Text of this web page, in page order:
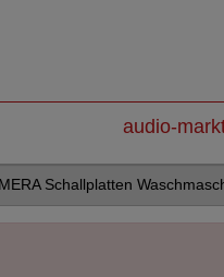
audio-
Schallplatten